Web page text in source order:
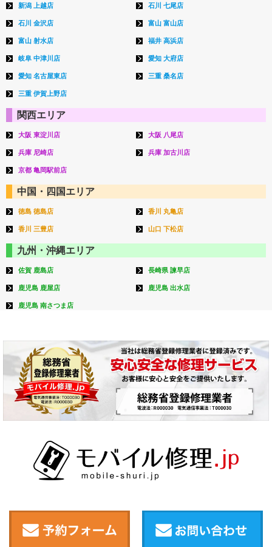
新潟 上越店 石川 七尾店
石川 金沢店 富山 富山店
富山 射水店 福井 高浜店
岐阜 中津川店 愛知 大府店
愛知 名古屋東店 三重 桑名店
三重 伊賀上野店
関西エリア
大阪 東淀川店 大阪 八尾店
兵庫 尼崎店 兵庫 加古川店
京都 亀岡駅前店
中国・四国エリア
徳島 徳島店 香川 丸亀店
香川 三豊店 山口 下松店
九州・沖縄エリア
佐賀 鹿島店 長崎県 諫早店
鹿児島 鹿屋店 鹿児島 出水店
鹿児島 南さつま店